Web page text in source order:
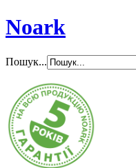
Noark
Пошук...